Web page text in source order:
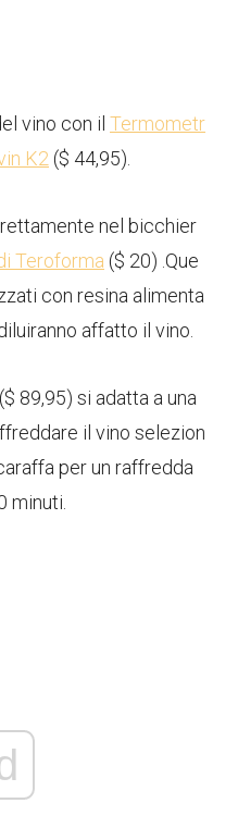
vino con il Termometr
K2 ($ 44,95).
nel bicchier
Teroforma ($ 20) .Que
con resina alimenta
affatto il vino.
($ 89,95) si adatta a una
il vino selezion
per un raffredda
minuti.